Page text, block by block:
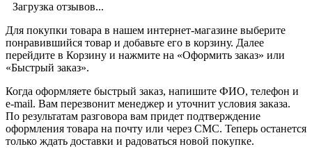
Загрузка отзывов...
Для покупки товара в нашем интернет-магазине выберите
понравившийся товар и добавьте его в корзину. Далее
перейдите в Корзину и нажмите на «Оформить заказ» или
«Быстрый заказ».
Когда оформляете быстрый заказ, напишите ФИО, телефон и
e-mail. Вам перезвонит менеджер и уточнит условия заказа.
По результатам разговора вам придет подтверждение
оформления товара на почту или через СМС. Теперь останется
только ждать доставки и радоваться новой покупке.